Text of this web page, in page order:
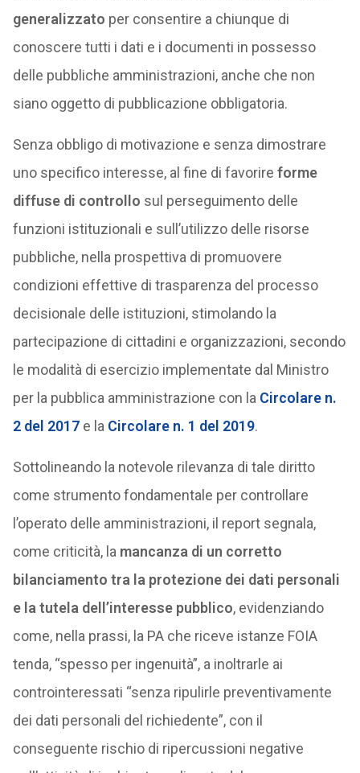
generalizzato per consentire a chiunque di
conoscere tutti i dati e i documenti in possesso
delle pubbliche amministrazioni, anche che non
siano oggetto di pubblicazione obbligatoria.
Senza obbligo di motivazione e senza dimostrare
uno specifico interesse, al fine di favorire forme
diffuse di controllo sul perseguimento delle
funzioni istituzionali e sull’utilizzo delle risorse
pubbliche, nella prospettiva di promuovere
condizioni effettive di trasparenza del processo
decisionale delle istituzioni, stimolando la
partecipazione di cittadini e organizzazioni, secondo
le modalità di esercizio implementate dal Ministro
per la pubblica amministrazione con la Circolare n.
2 del 2017e la Circolare n. 1 del 2019.
Sottolineando la notevole rilevanza di tale diritto
come strumento fondamentale per controllare
l’operato delle amministrazioni, il report segnala,
come criticità, la mancanza di un corretto
bilanciamento tra la protezione dei dati personali
e la tutela dell’interesse pubblico, evidenziando
come, nella prassi, la PA che riceve istanze FOIA
tenda, “spesso per ingenuità”, a inoltrarle ai
controinteressati “senza ripulirle preventivamente
dei dati personali del richiedente”, con il
conseguente rischio di ripercussioni negative